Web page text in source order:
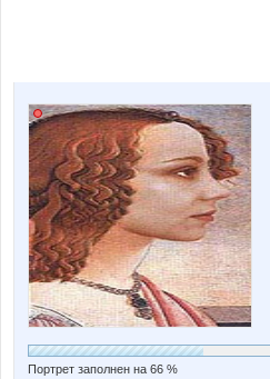
Портрет заполнен на 66 %